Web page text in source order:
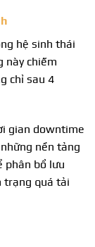
hệ sinh thái
này chiếm
chỉ sau 4
gian downtime
nền tảng
phân bổ lưu
trạng quá tải